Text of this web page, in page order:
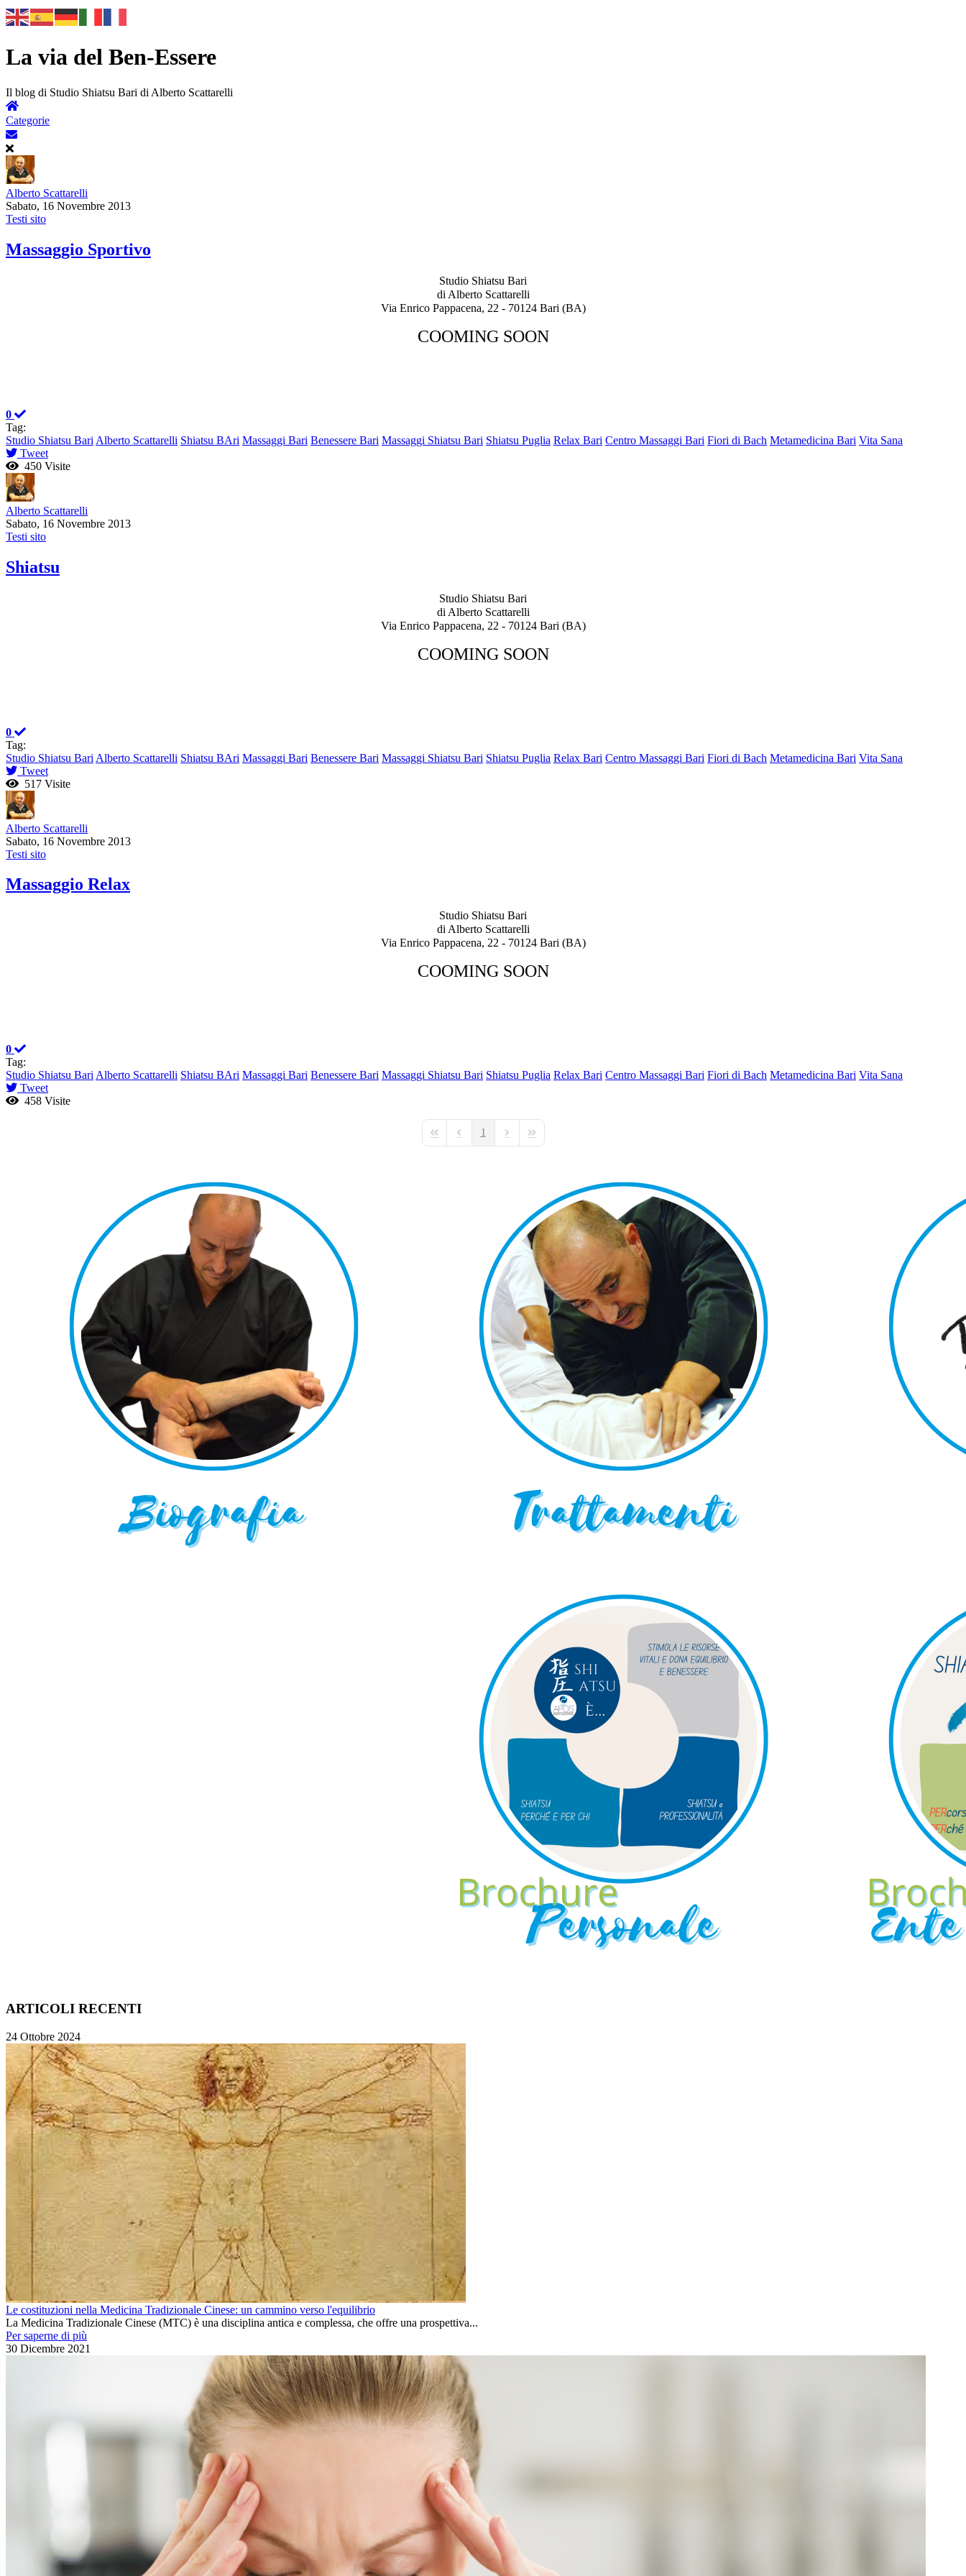
La via del Ben-Essere
Il blog di Studio Shiatsu Bari di Alberto Scattarelli
Categorie
Alberto Scattarelli
Sabato, 16 Novembre 2013
Testi sito
Massaggio Sportivo
Studio Shiatsu Bari
di Alberto Scattarelli
Via Enrico Pappacena, 22 - 70124 Bari (BA)
COOMING SOON
0
Tag:
Studio Shiatsu Bari Alberto Scattarelli Shiatsu BAri Massaggi Bari Benessere Bari Massaggi Shiatsu Bari Shiatsu Puglia Relax Bari Centro Massaggi Bari Fiori di Bach Metamedicina Bari Vita Sana
Tweet
450 Visite
Alberto Scattarelli
Sabato, 16 Novembre 2013
Testi sito
Shiatsu
Studio Shiatsu Bari
di Alberto Scattarelli
Via Enrico Pappacena, 22 - 70124 Bari (BA)
COOMING SOON
0
Tag:
Studio Shiatsu Bari Alberto Scattarelli Shiatsu BAri Massaggi Bari Benessere Bari Massaggi Shiatsu Bari Shiatsu Puglia Relax Bari Centro Massaggi Bari Fiori di Bach Metamedicina Bari Vita Sana
Tweet
517 Visite
Alberto Scattarelli
Sabato, 16 Novembre 2013
Testi sito
Massaggio Relax
Studio Shiatsu Bari
di Alberto Scattarelli
Via Enrico Pappacena, 22 - 70124 Bari (BA)
COOMING SOON
0
Tag:
Studio Shiatsu Bari Alberto Scattarelli Shiatsu BAri Massaggi Bari Benessere Bari Massaggi Shiatsu Bari Shiatsu Puglia Relax Bari Centro Massaggi Bari Fiori di Bach Metamedicina Bari Vita Sana
Tweet
458 Visite
1
ARTICOLI RECENTI
24 Ottobre 2024
Le costituzioni nella Medicina Tradizionale Cinese: un cammino verso l'equilibrio
La Medicina Tradizionale Cinese (MTC) è una disciplina antica e complessa, che offre una prospettiva...
Per saperne di più
30 Dicembre 2021